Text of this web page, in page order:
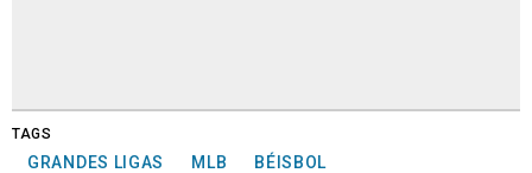
TAGS
GRANDES LIGAS MLB BÉISBOL